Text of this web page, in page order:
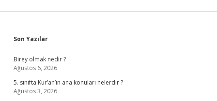
Sidebar
Son Yazılar
Birey olmak nedir ?
Ağustos 6, 2026
5. sınıfta Kur’an’ın ana konuları nelerdir ?
Ağustos 3, 2026